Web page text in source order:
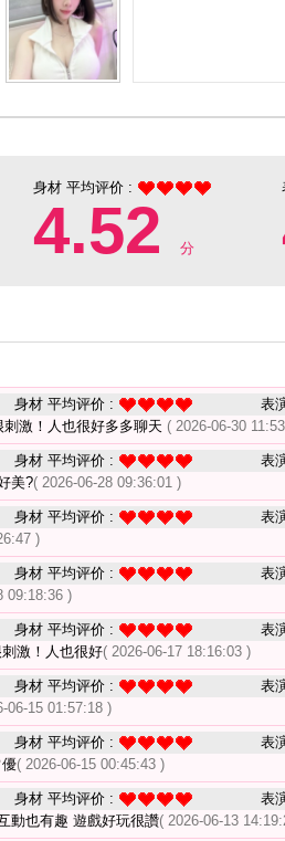
身材 平均评价 :
4.52 分
身材 平均评价 : 表
激！人也很好多多聊天 ( 2026-06-30
身材 平均评价 : 表
美?( 2026-06-28 09:36:01 )
身材 平均评价 : 表
)
身材 平均评价 : 表
09:18:36 )
身材 平均评价 : 表
激！人也很好( 2026-06-17 18:16:03 )
身材 平均评价 : 表
06-15 01:57:18 )
身材 平均评价 : 表
( 2026-06-15 00:45:43 )
身材 平均评价 : 表
動也有趣 遊戲好玩很讚( 2026-06-13